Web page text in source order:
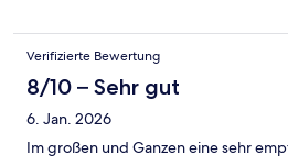
Verifizierte Bewertung
8/10 – Sehr gut
6. Jan. 2026
Im großen und Ganzen eine sehr